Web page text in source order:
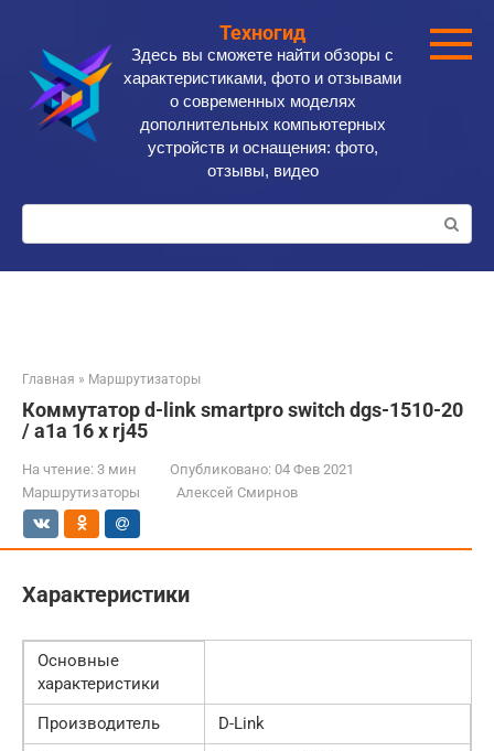
контенту
Техногид
Здесь вы сможете найти обзоры с
характеристиками, фото и отзывами
о современных моделях
дополнительных компьютерных
устройств и оснащения: фото,
отзывы, видео
Поиск:
Главная » Маршрутизаторы
Коммутатор d-link smartpro switch dgs-1510-20
/ a1a 16 x rj45
На чтение: 3 мин Опубликовано: 04 Фев 2021
Маршрутизаторы
Алексей Смирнов
Характеристики
Основные
характеристики
Производитель
D-Link